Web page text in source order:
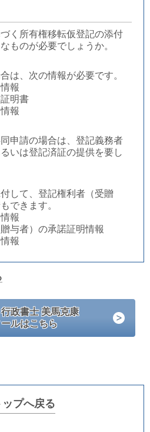
く所有権移転仮登記の添付
ものが必要でしょうか。
は、次の情報が必要です。
報
明書
報
申請の場合は、登記義務者
いは登記済証の提供を要し
して、登記権利者（受贈
できます。
報
者）の承諾証明情報
報
政書士 美馬克康
ルはこちら
プへ戻る